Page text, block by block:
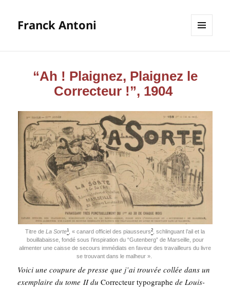
Franck Antoni
ET
“Ah ! Plaignez, Plaignez le
Correcteur !”, 1904
Titre de La Sorte1 , « canard offi­ciel des piaus­seurs2
, schlin­guant l’ail et la
bouilla­baisse, fon­dé sous l’ins­pi­ra­tion du “Guten­berg” de Mar­seille, pour
ali­men­ter une caisse de secours immé­diats en faveur des tra­vailleurs du livre
se trou­vant dans le malheur ».
Voi­ci une cou­pure de presse que j’ai trou­vée col­lée dans un
exem­plaire du tome II duCor­rec­teur typo­graphe de Louis-